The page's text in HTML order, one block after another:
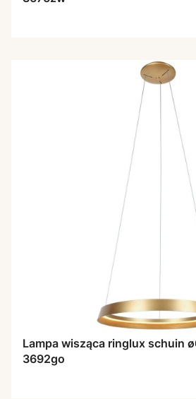
Lampa wisząca ringlux schuin
3692go